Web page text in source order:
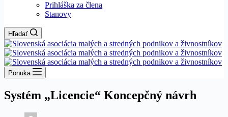
Prihláška za člena
Stanovy
Hľadať
Ponuka
Systém „Licencie“ Koncepčný návrh